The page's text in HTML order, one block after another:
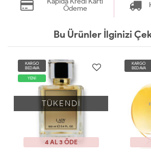
Ödeme
Bu Ürünler İlginizi
KARGO
BEDAVA
YENİ
4 AL 3 ÖDE
TÜKENDİ
KARGO
BEDAVA